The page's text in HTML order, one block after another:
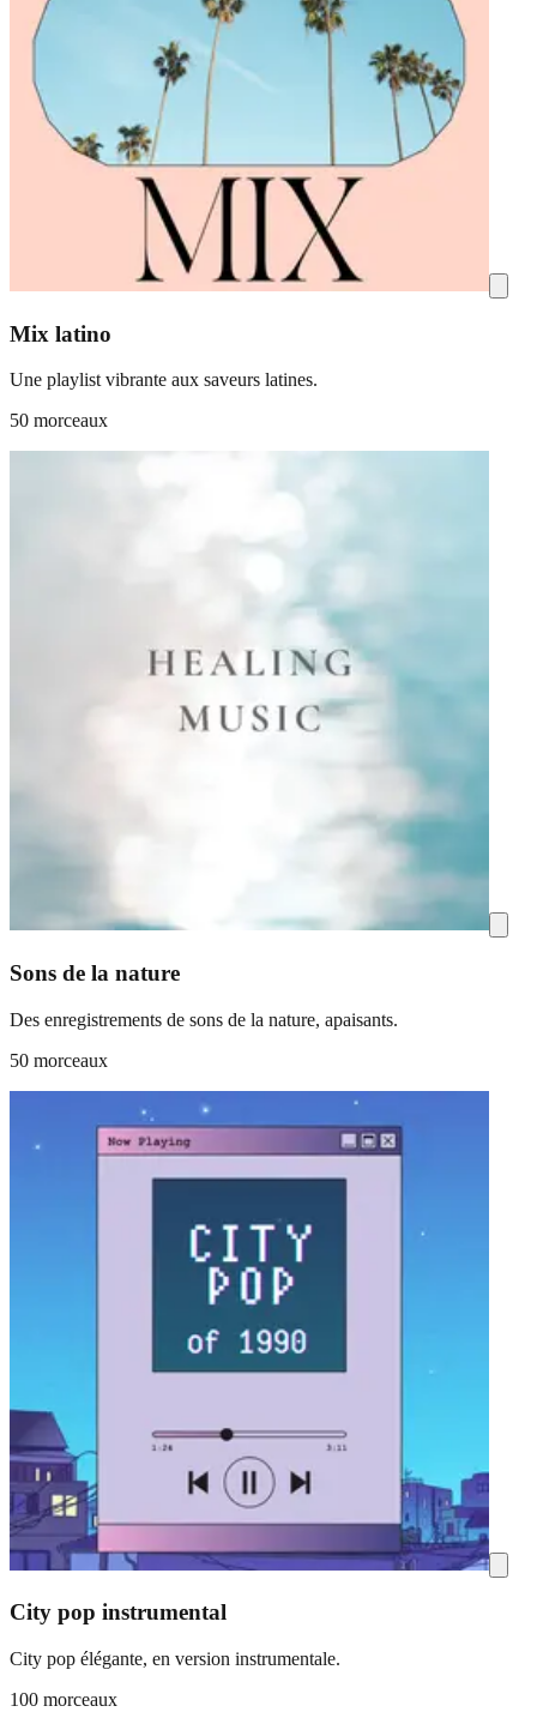
Mix latino
Une playlist vibrante aux saveurs latines.
50 morceaux
Sons de la nature
Des enregistrements de sons de la nature, apaisants.
50 morceaux
City pop instrumental
City pop élégante, en version instrumentale.
100 morceaux